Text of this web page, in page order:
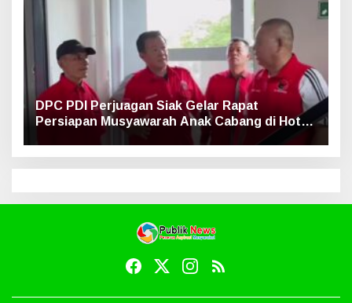
DPC PDI Perjuagan Siak Gelar Rapat
Persiapan Musyawarah Anak Cabang di Hotel